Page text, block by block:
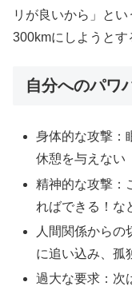
リが良いから」と
300kmにしようとす
自分へのパワ
身体的な攻撃：
休憩を与えない
精神的な攻撃：
ればできる！な
人間関係からの
に追い込み、孤
過大な要求：次